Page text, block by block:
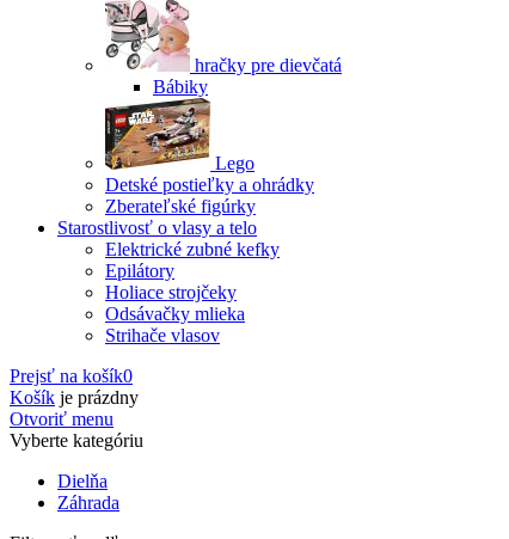
hračky pre dievčatá
Bábiky
Lego
Detské postieľky a ohrádky
Zberateľské figúrky
Starostlivosť o vlasy a telo
Elektrické zubné kefky
Epilátory
Holiace strojčeky
Odsávačky mlieka
Strihače vlasov
Prejsť na košík0
Košík je prázdny
Otvoriť menu
Vyberte kategóriu
Dielňa
Záhrada